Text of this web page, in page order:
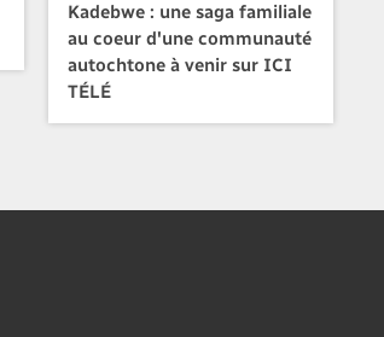
Kadebwe : une saga familiale
au coeur d'une communauté
autochtone à venir sur ICI
TÉLÉ